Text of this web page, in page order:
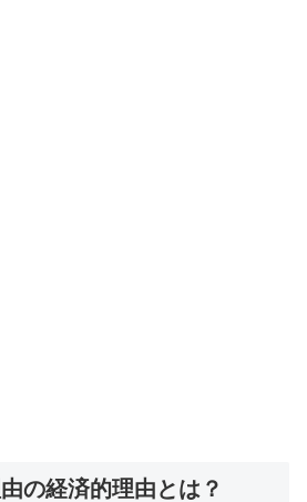
の経済的理由とは？